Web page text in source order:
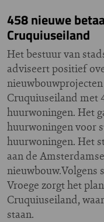
458 nieuwe
Cruquiuseiland
Het bestuur van
adviseert positief
Cruquiuseiland met
huurwoningen. Het
huurwoningen voor
huurwoningen. Het
aan de
nieuwbouw.Volgens
Vroege zorgt het
Cruquiuseiland,
staan.